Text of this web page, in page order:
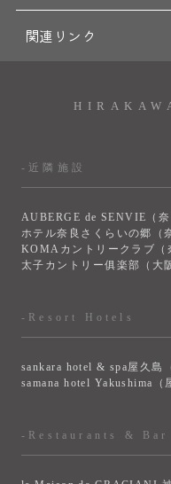
関連リンク
-近隣施設
AUBERGE de SENVIE（奈
ホテル奈良さくらいの郷（
KOMAカントリークラブ（
太子カントリー俱楽部（大
-Resort Hotels
sankara hotel & spa屋久島
samana hotel Yakushima（
-Restaurants & Bar